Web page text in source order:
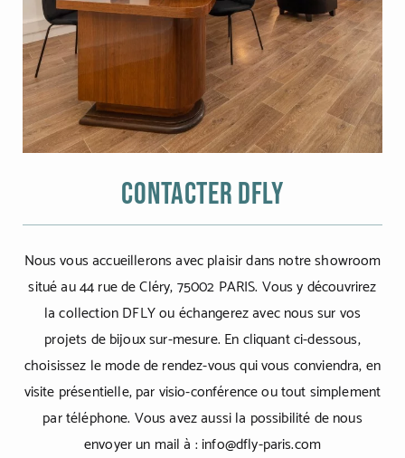
Contacter Dfly
Nous vous accueillerons avec plaisir dans notre showroom
situé au 44 rue de Cléry, 75002 PARIS. Vous y découvrirez
la collection DFLY ou échangerez avec nous sur vos
projets de bijoux sur-mesure. En cliquant ci-dessous,
choisissez le mode de rendez-vous qui vous conviendra, en
visite présentielle, par visio-conférence ou tout simplement
par téléphone. Vous avez aussi la possibilité de nous
envoyer un mail à : info@dfly-paris.com